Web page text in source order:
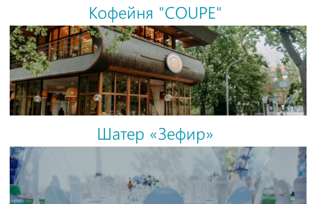
Кофейня "COUPE"
Шатер «Зефир»